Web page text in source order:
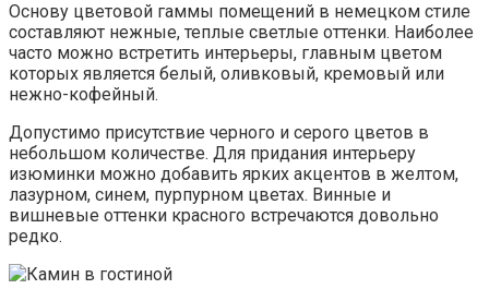
Основу цветовой гаммы помещений в немецком стиле
составляют нежные, теплые светлые оттенки. Наиболее
часто можно встретить интерьеры, главным цветом
которых является белый, оливковый, кремовый или
нежно-кофейный.
Допустимо присутствие черного и серого цветов в
небольшом количестве. Для придания интерьеру
изюминки можно добавить ярких акцентов в желтом,
лазурном, синем, пурпурном цветах. Винные и
вишневые оттенки красного встречаются довольно
редко.